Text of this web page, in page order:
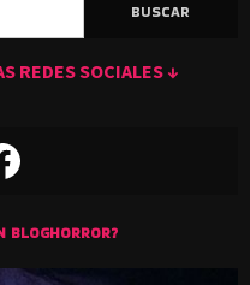
REDES SOCIALES ↓
BLOGHORROR?